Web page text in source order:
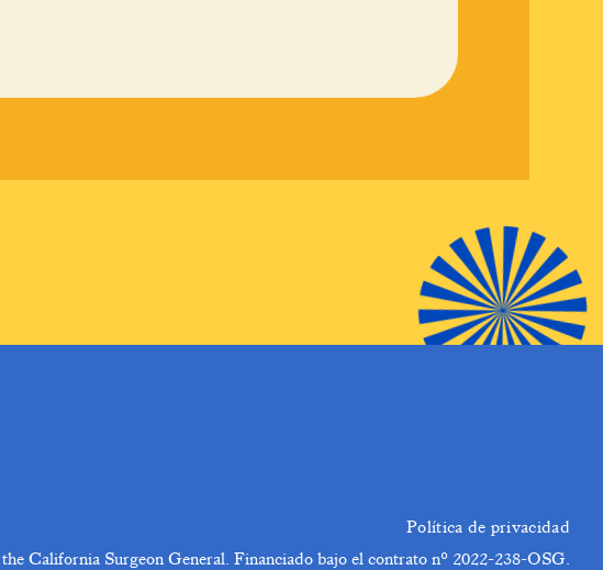
Política de privacidad
California Surgeon General. Financiado bajo el contrato nº 2022-238-OSG.